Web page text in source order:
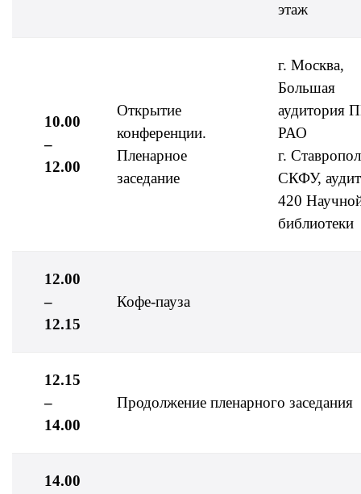
этаж
10.00
–
12.00
Открытие
конференции.
Пленарное
заседание
г. Москва,
Большая
аудитория
РАО
г.
СКФУ,
420
библиотеки
12.00
–
12.15
Кофе-пауза
12.15
–
14.00
Продолжение пленарного заседания
14.00